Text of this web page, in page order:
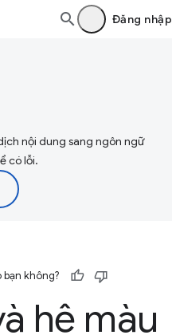
Đăng nhập
nội dung sang ngôn ngữ
có lỗi.
không?
hệ màu